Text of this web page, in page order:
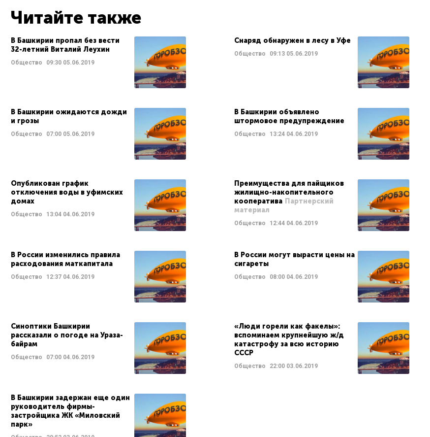
Читайте также
В Башкирии пропал без вести
32-летний Виталий Леухин
Общество 09:30 05.06.2019
Снаряд обнаружен в лесу в Уфе
Общество 09:1305.06.2019
В Башкирии ожидаются дожди
и грозы
Общество 07:00 05.06.2019
В Башкирии объявлено
штормовое предупреждение
Общество 13:2404.06.2019
Опубликован график
отключения воды в уфимских
домах
Общество 13:04 04.06.2019
Преимущества для пайщиков
жилищно-накопительного
кооператива Партнерский
материал
Общество 12:4404.06.2019
В России изменились правила
расходования маткапитала
Общество 12:37 04.06.2019
В России могут вырасти цены на
сигареты
Общество 08:0004.06.2019
Синоптики Башкирии
рассказали о погоде на Ураза-
байрам
Общество 07:00 04.06.2019
«Люди горели как факелы»:
вспоминаем крупнейшую ж/д
катастрофу за всю историю
СССР
Общество 22:0003.06.2019
В Башкирии задержан еще один
руководитель фирмы-
застройщика ЖК «Миловский
парк»